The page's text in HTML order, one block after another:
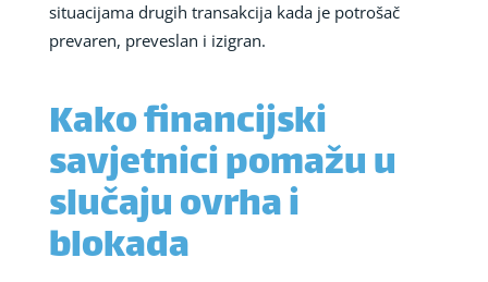
situacijama drugih transakcija kada je potrošač
prevaren, preveslan i izigran.
Kako financijski
savjetnici pomažu u
slučaju ovrha i
blokada